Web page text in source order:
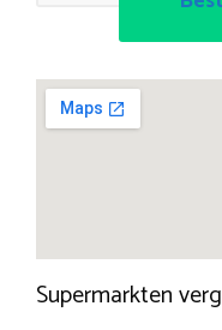
Supermarkten